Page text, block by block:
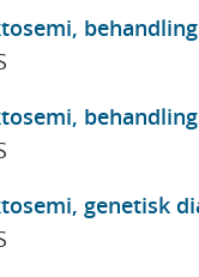
genetisk